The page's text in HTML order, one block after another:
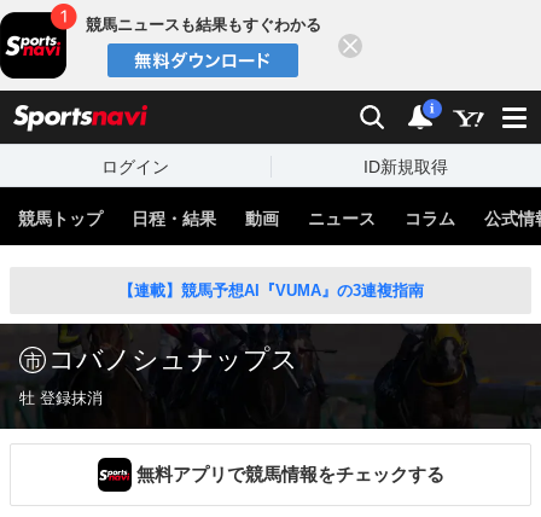
競馬ニュースも結果もすぐわかる
検索 通知
i
ログイン ID新規取得
競馬トップ 日程・結果 動画 ニュース コラム 公式情
【連載】競馬予想AI『VUMA』の3連複指南
コバノシュナップス
牡 登録抹消
無料アプリで競馬情報をチェックする